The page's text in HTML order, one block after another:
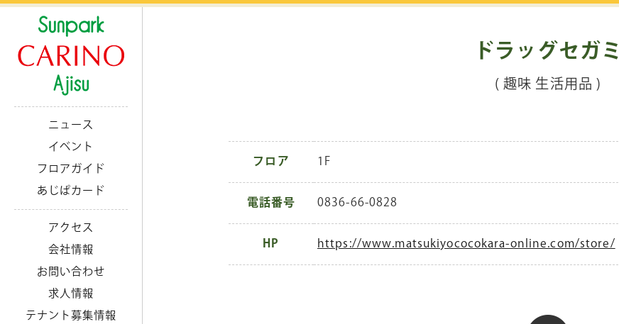
ニュース
イベント
フロアガイド
あじぱカード
アクセス
会社情報
お問い合わせ
求人情報
テナント募集情報
ドラッグセガミ
( 趣味 生活用品 )
フロア 1F
電話番号 0836-66-0828
HP https://www.matsukiyococokara-online.com/store/